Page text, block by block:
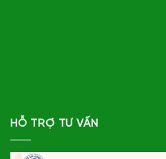
HỖ TRỢ TƯ VẤN